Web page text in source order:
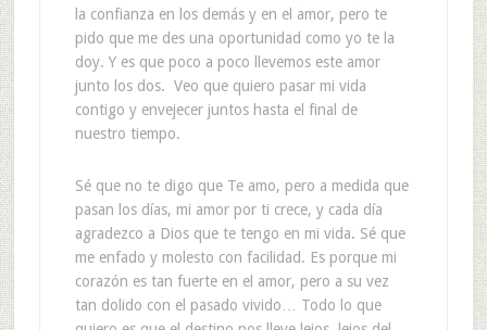
la confianza en los demás y en el amor, pero te
pido que me des una oportunidad como yo te la
doy. Y es que poco a poco llevemos este amor
junto los dos. Veo que quiero pasar mi vida
contigo y envejecer juntos hasta el final de
nuestro tiempo.
Sé que no te digo que Te amo, pero a medida que
pasan los días, mi amor por ti crece, y cada día
agradezco a Dios que te tengo en mi vida. Sé que
me enfado y molesto con facilidad. Es porque mi
corazón es tan fuerte en el amor, pero a su vez
tan dolido con el pasado vivido… Todo lo que